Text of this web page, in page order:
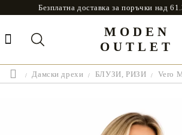
Безплатна доставка за поръчки над
MODEN
OUTLET
Дамски дрехи БЛУЗИ, РИЗИ Vero